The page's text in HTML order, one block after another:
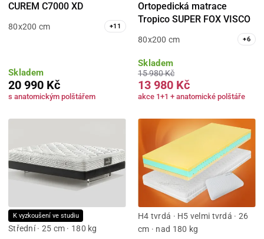
CUREM C7000 XD
80x200 cm +11
Skladem
20 990 Kč
s anatomickým polštářem
Ortopedická matrace
Tropico SUPER FOX VISCO
80x200 cm +6
Skladem
15 980 Kč
13 980 Kč
akce 1+1 + anatomické polštáře
K vyzkoušení ve studiu
Střední · 25 cm · 180 kg
H4 tvrdá · H5 velmi tvrdá · 26
cm · nad 180 kg